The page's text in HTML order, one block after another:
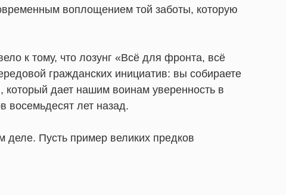
воплощением той заботы, которую
к тому, что лозунг «Всё для фронта, всё
гражданских инициатив: вы собираете
дает нашим воинам уверенность в
восемьдесят лет назад.
Пусть пример великих предков